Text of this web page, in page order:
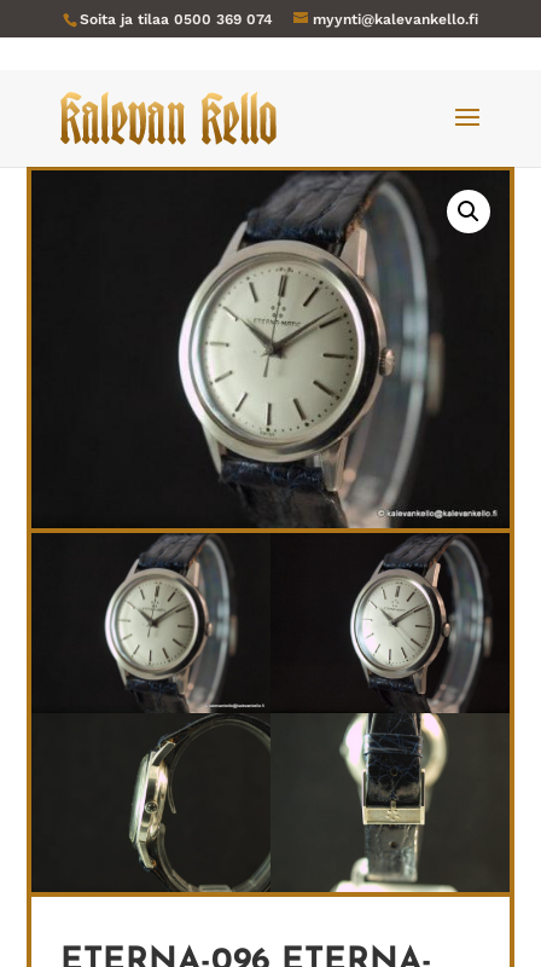
Soita ja tilaa 0500 369 074 myynti@kalevankello.fi
Verkkokauppa/Miesten kellot / Eterna-096 Eterna-Matic